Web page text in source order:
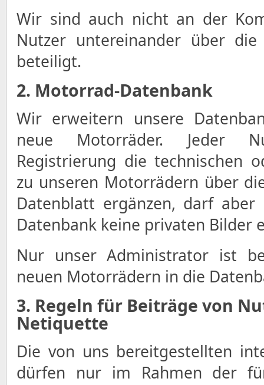
Wir sind auch nicht an der
Nutzer untereinander über die
beteiligt.
2. Motorrad-Datenbank
Wir erweitern unsere
neue Motorräder. Jeder
Registrierung die technischen
zu unseren Motorrädern über
Datenblatt ergänzen, darf
Datenbank keine privaten Bilder
Nur unser Administrator ist
neuen Motorrädern in die
3. Regeln für Beiträge von
Netiquette
Die von uns bereitgestellten
dürfen nur im Rahmen der